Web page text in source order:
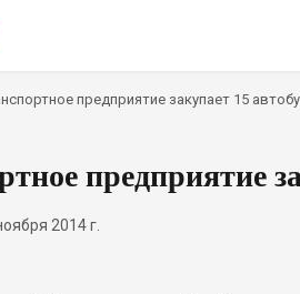
предприятие закупает 15
предприятие
2014 г.